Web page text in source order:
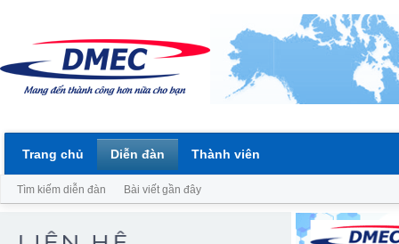
Trang chủ Diễn đàn
Tìm kiếm diễn đàn Bài viết gần đây
Thành viên